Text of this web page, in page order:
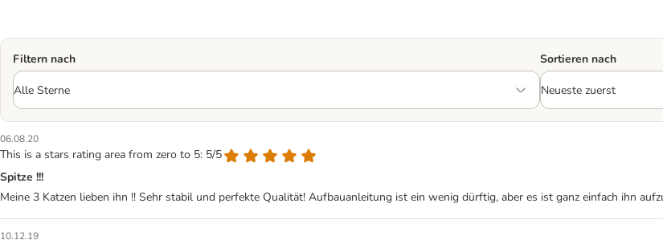
Filtern nach Sortieren nach
06.08.20
This is a stars rating area from zero to 5: 5/5
Spitze !!!
Meine 3 Katzen lieben ihn !! Sehr stabil und perfekte Qualität! Aufbauanleitung ist ein wenig dürftig, aber es ist ganz einfach ihn
10.12.19